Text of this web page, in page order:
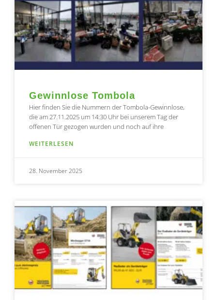
Gewinnlose Tombola
Hier finden Sie die Nummern der Tombola-Gewinnlose,
die am 27.11.2025 um 14:30 Uhr bei unserem Tag der
offenen Tür gezogen wurden und noch auf ihre
WEITERLESEN
28. November 2025